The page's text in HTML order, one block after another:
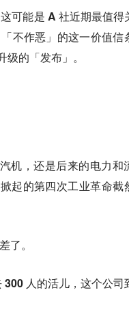
可能是 A 社近期最值得
不作恶」的这一价值信
的「发布」。
机，还是后来的电力和
起的第四次工业革命截
了。
人的活儿，这个公司